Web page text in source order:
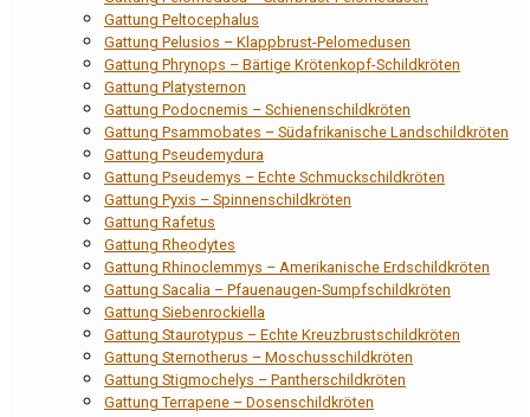
Gattung Peltocephalus
Gattung Pelusios – Klappbrust-Pelomedusen
Gattung Phrynops – Bärtige Krötenkopf-Schildkröten
Gattung Platysternon
Gattung Podocnemis – Schienenschildkröten
Gattung Psammobates – Südafrikanische Landschildkröten
Gattung Pseudemydura
Gattung Pseudemys – Echte Schmuckschildkröten
Gattung Pyxis – Spinnenschildkröten
Gattung Rafetus
Gattung Rheodytes
Gattung Rhinoclemmys – Amerikanische Erdschildkröten
Gattung Sacalia – Pfauenaugen-Sumpfschildkröten
Gattung Siebenrockiella
Gattung Staurotypus – Echte Kreuzbrustschildkröten
Gattung Sternotherus – Moschusschildkröten
Gattung Stigmochelys – Pantherschildkröten
Gattung Terrapene – Dosenschildkröten